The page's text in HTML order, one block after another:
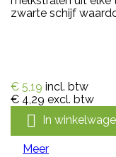
zwarte schijf
€ 5,19 incl. btw
€ 4,29 excl. btw
 In
Meer